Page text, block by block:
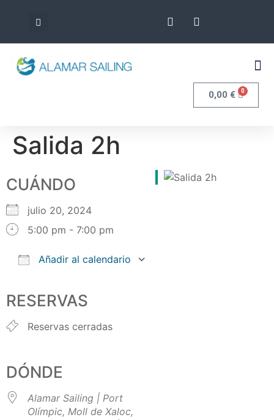
0,00 € 0
Salida 2h
CUÁNDO
julio 20, 2024
5:00 pm - 7:00 pm
Añadir al calendario
RESERVAS
Reservas cerradas
DÓNDE
Alamar Sailing | Port
Olímpic, Moll de Xaloc,